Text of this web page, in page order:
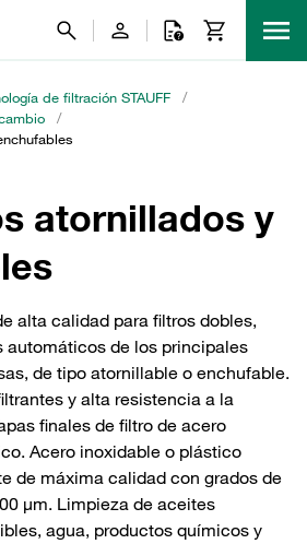
de filtración STAUFF
/
/
atornillados y
alta calidad para filtros dobles,
automáticos de los principales
de tipo atornillable o enchufable.
y alta resistencia a la
finales de filtro de acero
Acero inoxidable o plástico
de máxima calidad con grados de
µm. Limpieza de aceites
agua, productos químicos y